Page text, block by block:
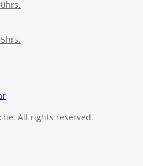
All rights reserved.